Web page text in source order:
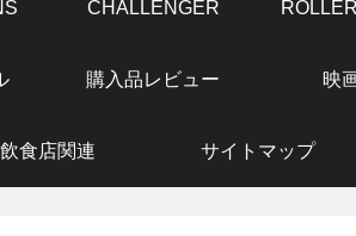
CHALLENGER
購入品レビュー 映
飲食店関連 サイトマップ